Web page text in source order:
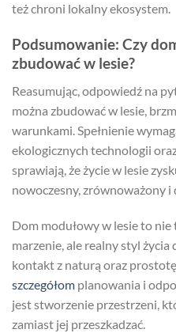
też chroni lokalny ekosystem.
Podsumowanie: Czy
zbudować w lesie?
Reasumując, odpowiedź na
można zbudować w lesie,
warunkami. Spełnienie
ekologicznych technologii
sprawiają, że życie w lesie
nowoczesny, zrównoważony i
Dom modułowy w lesie to
marzenie, ale realny styl
kontakt z naturą oraz
szczegółom planowania i
jest stworzenie przestrzeni,
zamiast jej przeszkadzać.